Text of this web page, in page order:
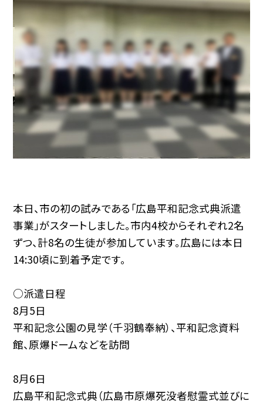
本日、市の初の試みである「広島平和記念式典派遣
事業」がスタートしました。市内4校からそれぞれ2名
ずつ、計8名の生徒が参加しています。広島には本日
14:30頃に到着予定です。
○派遣日程
8月5日
平和記念公園の見学（千羽鶴奉納）、平和記念資料
館、原爆ドームなどを訪問
8月6日
広島平和記念式典（広島市原爆死没者慰霊式並びに